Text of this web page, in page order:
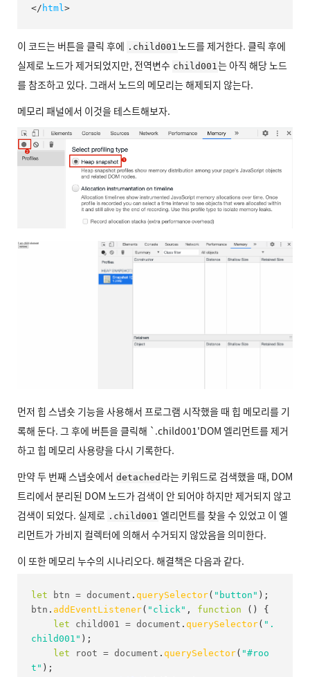
</ html>
이 코드는 버튼을 클릭 후에 .child001노드를 제거한다. 클릭 후에
실제로 노드가 제거되었지만, 전역변수 child001는 아직 해당 노드
를 참조하고 있다. 그래서 노드의 메모리는 해제되지 않는다.
메모리 패널에서 이것을 테스트해보자.
먼저 힙 스냅숏 기능을 사용해서 프로그램 시작했을 때 힙 메모리를 기
록해 둔다. 그 후에 버튼을 클릭해 `.child001'DOM 엘리먼트를 제거
하고 힙 메모리 사용량을 다시 기록한다.
만약 두 번째 스냅숏에서 detached 라는 키워드로 검색했을 때, DOM
트리에서 분리된 DOM 노드가 검색이 안 되어야 하지만 제거되지 않고
검색이 되었다. 실제로 .child001 엘리먼트를 찾을 수 있었고 이 엘
리먼트가 가비지 컬렉터에 의해서 수거되지 않았음을 의미한다.
이 또한 메모리 누수의 시나리오다. 해결책은 다음과 같다.
let btn = document . querySelector( "button" ) ;
btn . addEventListener( "click" , function ( )
{
let child001 = document . querySelector( ".
child001" ) ;
let root = document . querySelector( "#roo
t" ) ;